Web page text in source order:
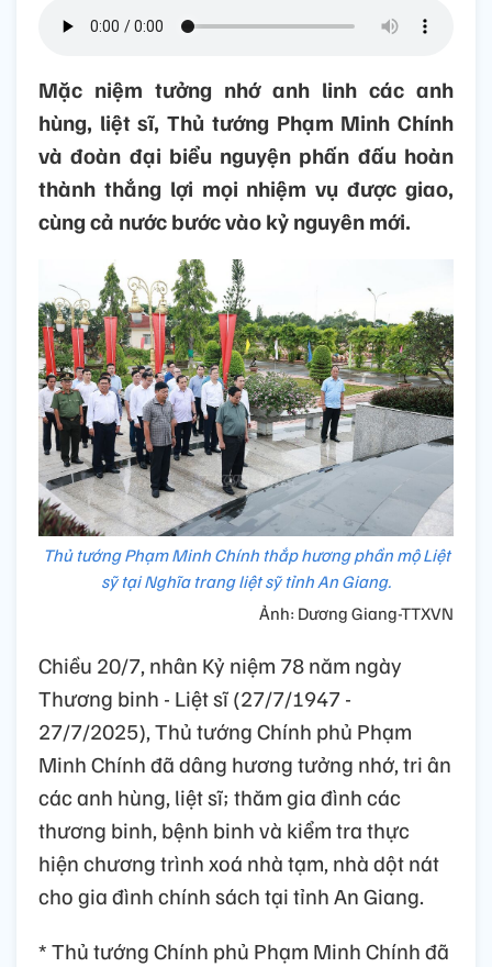
Mặc niệm tưởng nhớ anh linh các anh
hùng, liệt sĩ, Thủ tướng Phạm Minh Chính
và đoàn đại biểu nguyện phấn đấu hoàn
thành thắng lợi mọi nhiệm vụ được giao,
cùng cả nước bước vào kỷ nguyên mới.
Thủ tướng Phạm Minh Chính thắp hương phần mộ Liệt
sỹ tại Nghĩa trang liệt sỹ tỉnh An Giang.
Ảnh: Dương Giang-TTXVN
Chiều 20/7, nhân Kỷ niệm 78 năm ngày
Thương binh - Liệt sĩ (27/7/1947 -
27/7/2025), Thủ tướng Chính phủ Phạm
Minh Chính đã dâng hương tưởng nhớ, tri ân
các anh hùng, liệt sĩ; thăm gia đình các
thương binh, bệnh binh và kiểm tra thực
hiện chương trình xoá nhà tạm, nhà dột nát
cho gia đình chính sách tại tỉnh An Giang.
* Thủ tướng Chính phủ Phạm Minh Chính đã